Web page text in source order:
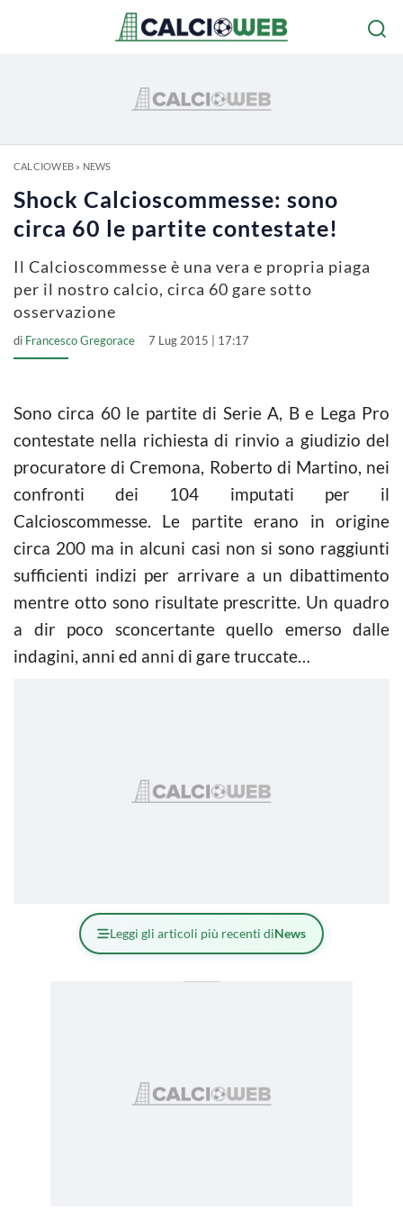
CALCIOWEB» NEWS
Shock Calcioscommesse: sono
circa 60 le partite contestate!
Il Calcioscommesse è una vera e propria piaga
per il nostro calcio, circa 60 gare sotto
osservazione
di Francesco Gregorace 7 Lug 2015 | 17:17
Sono circa 60 le partite di Serie A, B e Lega Pro
contestate nella richiesta di rinvio a giudizio del
procuratore di Cremona, Roberto di Martino, nei
confronti dei 104 imputati per il
Calcioscommesse. Le partite erano in origine
circa 200 ma in alcuni casi non si sono raggiunti
sufficienti indizi per arrivare a un dibattimento
mentre otto sono risultate prescritte. Un quadro
a dir poco sconcertante quello emerso dalle
indagini, anni ed anni di gare truccate…
Leggi gli articoli più recenti diNews